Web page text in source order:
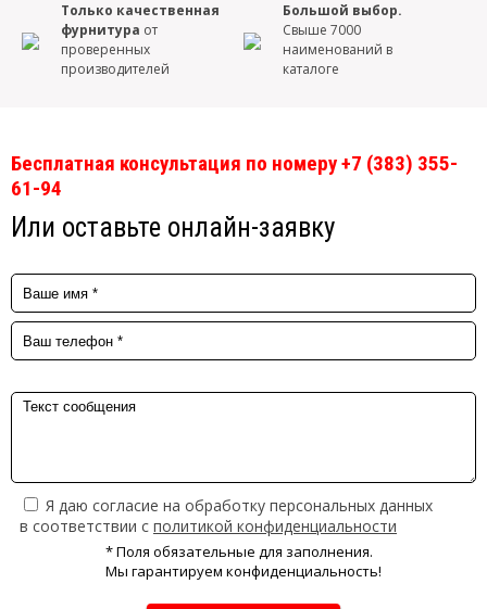
Только качественная
фурнитура от
проверенных
производителей
Большой выбор.
Свыше 7000
наименований в
каталоге
Бесплатная консультация по номеру +7 (383) 355-
61-94
Или оставьте онлайн-заявку
Я даю согласие на обработку персональных данных
в соответствии с политикой конфиденциальности
* Поля обязательные для заполнения.
Мы гарантируем конфиденциальность!